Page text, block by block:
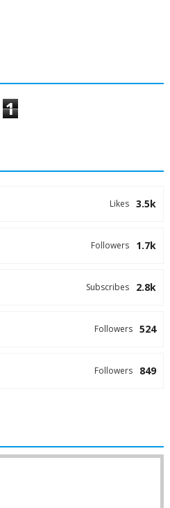
1
3.5k
Likes
1.7k
Followers
2.8k
Subscribes
524
Followers
849
Followers